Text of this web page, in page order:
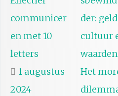
communicer
en met 10
letters
1 augustus
2024
Het